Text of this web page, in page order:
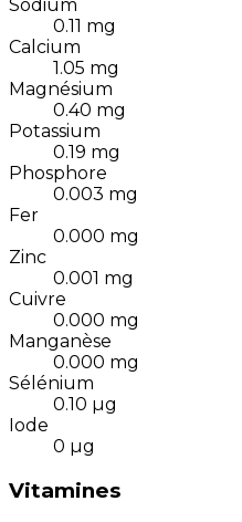
Sodium
0.11 mg
Calcium
1.05 mg
Magnésium
0.40 mg
Potassium
0.19 mg
Phosphore
0.003 mg
Fer
0.000 mg
Zinc
0.001 mg
Cuivre
0.000 mg
Manganèse
0.000 mg
Sélénium
0.10 µg
Iode
0 µg
Vitamines